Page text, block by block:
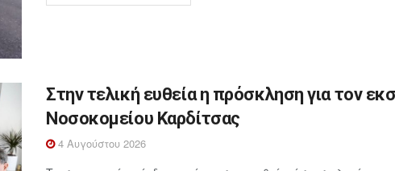
Στην τελική ευθεία η πρόσκληση για τον
Νοσοκομείου Καρδίτσας
4 Αυγούστου 2026